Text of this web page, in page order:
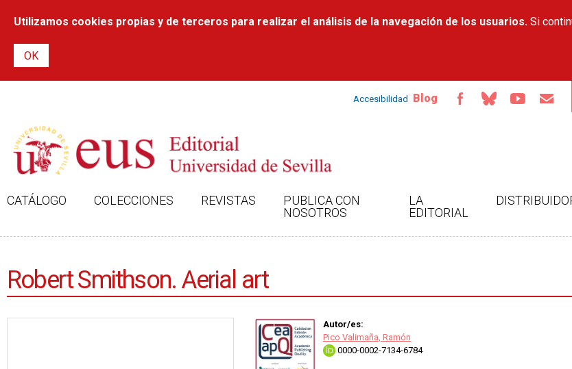
contenido
Utilizamos cookies propias y de terceros para realizar el análisis de la navegación de los usuarios. Si
Accesibilidad Blog
CATÁLOGO COLECCIONES REVISTAS
PUBLICA CON
NOSOTROS
LA
EDITORIAL
Robert Smithson. Aerial art
Autor/es:
Pico Valimaña, Ramón
0000-0002-7134-6784